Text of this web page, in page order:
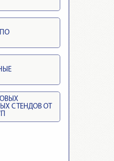
СТЕНДОВ ОТ